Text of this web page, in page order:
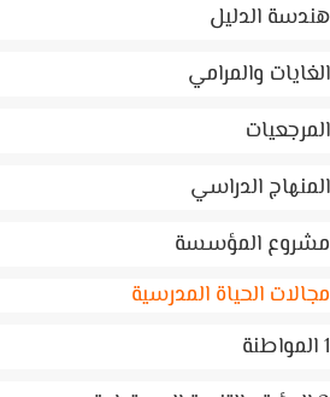
الدليل
والمرامي
الدراسي
المؤسسة
الحياة المدرسية